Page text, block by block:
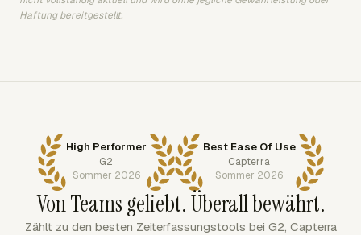
Haftung bereitgestellt.
High Performer
G2
Sommer 2026
Best Ease Of Use
Capterra
Sommer 2026
Von Teams geliebt. Überall bewährt.
Zählt zu den besten Zeiterfassungstools bei G2, Capterra